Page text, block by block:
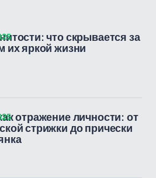
что скрывается за
их яркой жизни
отражение личности: от
стрижки до прически